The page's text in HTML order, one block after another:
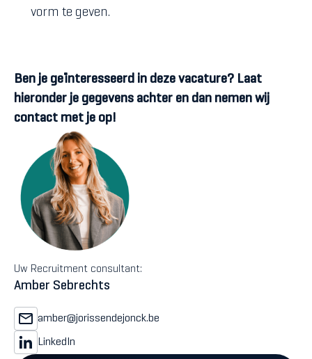
vorm te geven.
Ben je geïnteresseerd in deze vacature? Laat
hieronder je gegevens achter en dan nemen wij
contact met je op!
Uw Recruitment consultant:
Amber Sebrechts
amber@jorissendejonck.be
LinkedIn